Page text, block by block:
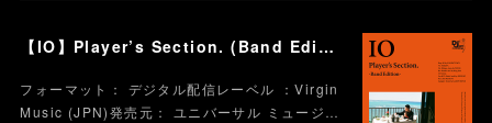
【IO】Player’s Section. (Band Edition)
フォーマット： デジタル配信レーベル ：Virgin
Music (JPN)発売元： ユニバーサル ミュージ…